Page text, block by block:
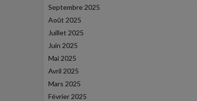
Septembre 2025
Août 2025
Juillet 2025
Juin 2025
Mai 2025
Avril 2025
Mars 2025
Février 2025